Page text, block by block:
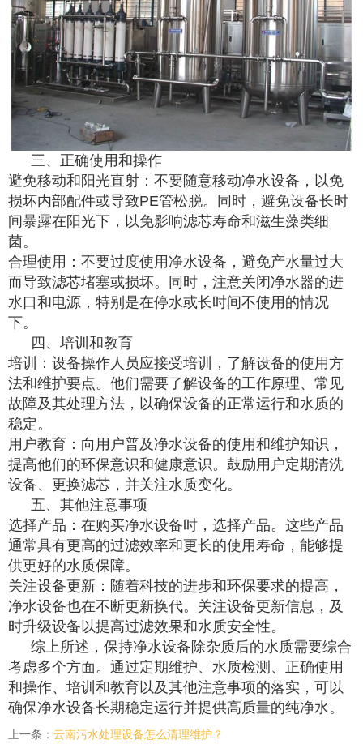
三、正确使用和操作
避免移动和阳光直射：不要随意移动净水设备，以免
损坏内部配件或导致PE管松脱。同时，避免设备长时
间暴露在阳光下，以免影响滤芯寿命和滋生藻类细
菌。
合理使用：不要过度使用净水设备，避免产水量过大
而导致滤芯堵塞或损坏。同时，注意关闭净水器的进
水口和电源，特别是在停水或长时间不使用的情况
下。
四、培训和教育
培训：设备操作人员应接受培训，了解设备的使用方
法和维护要点。他们需要了解设备的工作原理、常见
故障及其处理方法，以确保设备的正常运行和水质的
稳定。
用户教育：向用户普及净水设备的使用和维护知识，
提高他们的环保意识和健康意识。鼓励用户定期清洗
设备、更换滤芯，并关注水质变化。
五、其他注意事项
选择产品：在购买净水设备时，选择产品。这些产品
通常具有更高的过滤效率和更长的使用寿命，能够提
供更好的水质保障。
关注设备更新：随着科技的进步和环保要求的提高，
净水设备也在不断更新换代。关注设备更新信息，及
时升级设备以提高过滤效果和水质安全性。
综上所述，保持净水设备除杂质后的水质需要综合
考虑多个方面。通过定期维护、水质检测、正确使用
和操作、培训和教育以及其他注意事项的落实，可以
确保净水设备长期稳定运行并提供高质量的纯净水。
上一条： 云南污水处理设备怎么清理维护？